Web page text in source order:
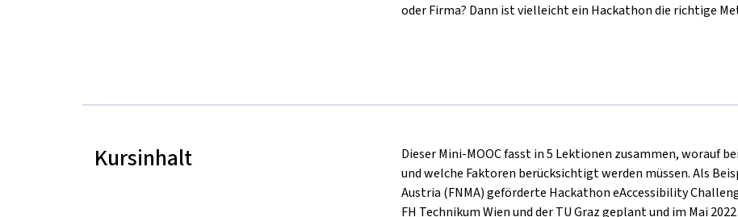
oder Firma? Dann ist vielleicht ein Hackathon die richtige
Kursinhalt
Dieser Mini-MOOC fasst in 5 Lektionen zusammen, worauf
und welche Faktoren berücksichtigt werden müssen. Als
Austria (FNMA) geförderte Hackathon eAccessibility
FH Technikum Wien und der TU Graz geplant und im Mai